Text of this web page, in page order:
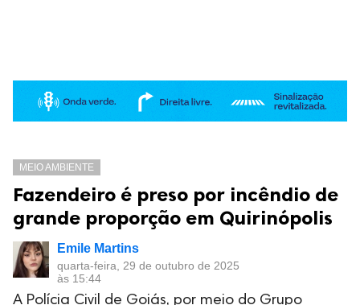
MEIO AMBIENTE
Fazendeiro é preso por incêndio de
grande proporção em Quirinópolis
Emile Martins
quarta-feira, 29 de outubro de 2025
às 15:44
A Polícia Civil de Goiás, por meio do Grupo